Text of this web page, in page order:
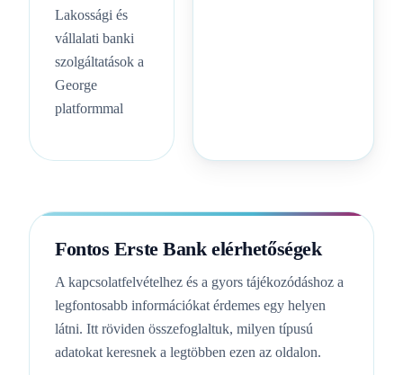
Lakossági és
vállalati banki
szolgáltatások a
George
platformmal
Fontos Erste Bank elérhetőségek
A kapcsolatfelvételhez és a gyors tájékozódáshoz a
legfontosabb információkat érdemes egy helyen
látni. Itt röviden összefoglaltuk, milyen típusú
adatokat keresnek a legtöbben ezen az oldalon.